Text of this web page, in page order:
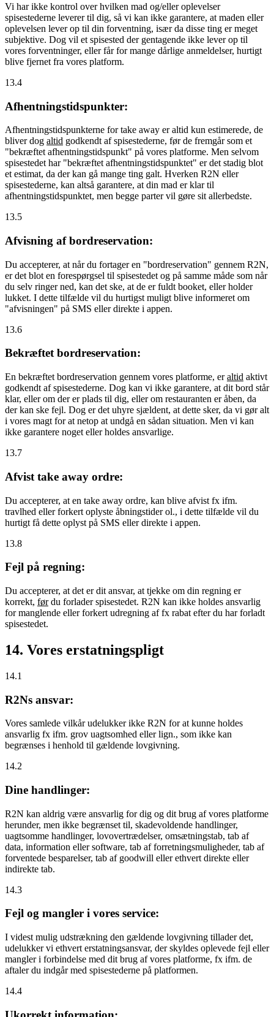
Vi har ikke kontrol over hvilken mad og/eller oplevelser
spisestederne leverer til dig, så vi kan ikke garantere, at maden eller
oplevelsen lever op til din forventning, især da disse ting er meget
subjektive. Dog vil et spisested der gentagende ikke lever op til
vores forventninger, eller får for mange dårlige anmeldelser, hurtigt
blive fjernet fra vores platform.
13.4
Afhentningstidspunkter:
Afhentningstidspunkterne for take away er altid kun estimerede, de
bliver dog altid godkendt af spisestederne, før de fremgår som et
"bekræftet afhentningstidspunkt" på vores platforme. Men selvom
spisestedet har "bekræftet afhentningstidspunktet" er det stadig blot
et estimat, da der kan gå mange ting galt. Hverken R2N eller
spisestederne, kan altså garantere, at din mad er klar til
afhentningstidspunktet, men begge parter vil gøre sit allerbedste.
13.5
Afvisning af bordreservation:
Du accepterer, at når du fortager en "bordreservation" gennem R2N,
er det blot en forespørgsel til spisestedet og på samme måde som når
du selv ringer ned, kan det ske, at de er fuldt booket, eller holder
lukket. I dette tilfælde vil du hurtigst muligt blive informeret om
"afvisningen" på SMS eller direkte i appen.
13.6
Bekræftet bordreservation:
En bekræftet bordreservation gennem vores platforme, eraltid aktivt
godkendt af spisestederne. Dog kan vi ikke garantere, at dit bord står
klar, eller om der er plads til dig, eller om restauranten er åben, da
der kan ske fejl. Dog er det uhyre sjældent, at dette sker, da vi gør alt
i vores magt for at netop at undgå en sådan situation. Men vi kan
ikke garantere noget eller holdes ansvarlige.
13.7
Afvist take away ordre:
Du accepterer, at en take away ordre, kan blive afvist fx ifm.
travlhed eller forkert oplyste åbningstider ol., i dette tilfælde vil du
hurtigt få dette oplyst på SMS eller direkte i appen.
13.8
Fejl på regning:
Du accepterer, at det er dit ansvar, at tjekke om din regning er
korrekt, førdu forlader spisestedet. R2N kan ikke holdes ansvarlig
for manglende eller forkert udregning af fx rabat efter du har forladt
spisestedet.
14. Vores erstatningspligt
14.1
R2Ns ansvar:
Vores samlede vilkår udelukker ikke R2N for at kunne holdes
ansvarlig fx ifm. grov uagtsomhed eller lign., som ikke kan
begrænses i henhold til gældende lovgivning.
14.2
Dine handlinger:
R2N kan aldrig være ansvarlig for dig og dit brug af vores platforme
herunder, men ikke begrænset til, skadevoldende handlinger,
uagtsomme handlinger, lovovertrædelser, omsætningstab, tab af
data, information eller software, tab af forretningsmuligheder, tab af
forventede besparelser, tab af goodwill eller ethvert direkte eller
indirekte tab.
14.3
Fejl og mangler i vores service:
I videst mulig udstrækning den gældende lovgivning tillader det,
udelukker vi ethvert erstatningsansvar, der skyldes oplevede fejl eller
mangler i forbindelse med dit brug af vores platforme, fx ifm. de
aftaler du indgår med spisestederne på platformen.
14.4